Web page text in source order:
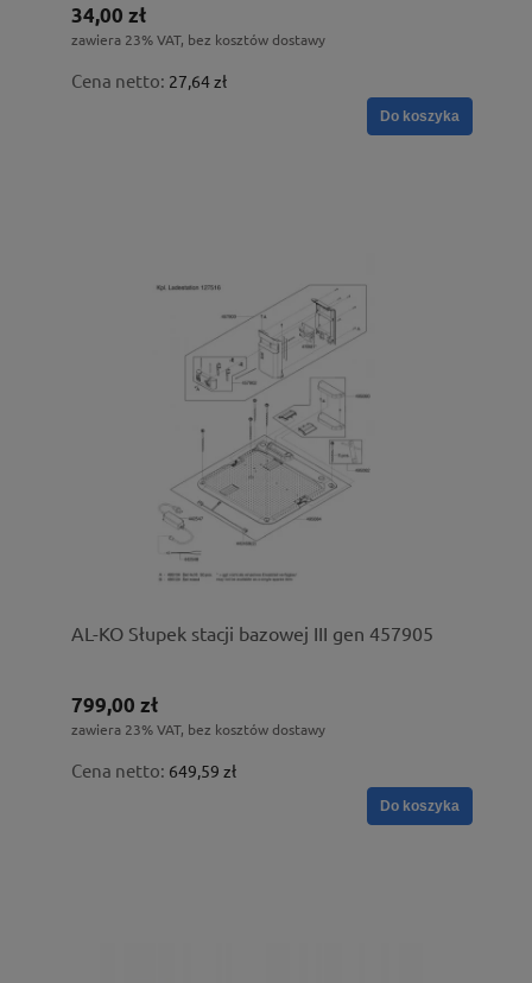
34,00 zł
zawiera 23% VAT, bez kosztów dostawy
Cena netto: 27,64 zł
Do koszyka
AL-KO Słupek stacji bazowej III gen 457905
799,00 zł
zawiera 23% VAT, bez kosztów dostawy
Cena netto: 649,59 zł
Do koszyka